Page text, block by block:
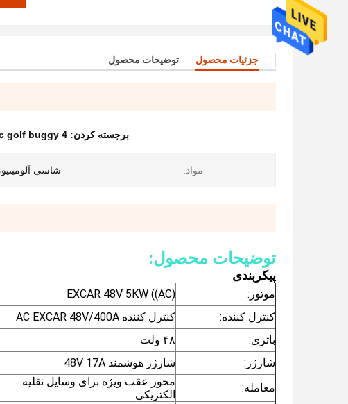
جزئیات محصول توضیحات محصول
برجسته کردن: 4 seater electric golf buggy
مواد: شاسی
توضیحات محصول:
پیکربندی
موتور:
EXCAR 48V 5KW ((AC)
کنترل کننده:
کنترل کننده AC EXCAR 48V/400A
باتری:
۴۸ ولت
شارژر:
شارژر هوشمند 48V 17A
معامله:
محور عقب ویژه برای وسایل نقلیه
الکتریکی